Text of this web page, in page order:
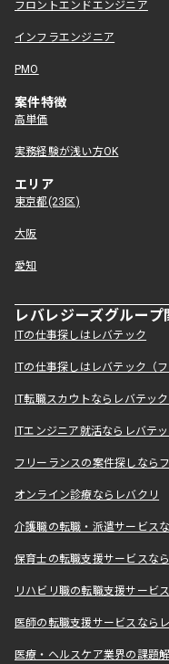
フロントエンドエンジニア
インフラエンジニア
PMO
案件特徴
高単価
実務経験が浅い方OK
エリア
東京都(23区)
大阪
愛知
レバレジーズグルー
ITの仕事探しはレバテック
ITの仕事探しはレバテック（
IT転職スカウトならレバテッ
ITエンジニア就活ならレバテ
フリーランスの案件探しなら
オンライン診療ならレバクリ
介護職の転職・派遣サービス
保育士の転職支援サービスな
リハビリ職の転職支援サービ
医師の転職支援サービスなら
医療・ヘルスケア業界の課題